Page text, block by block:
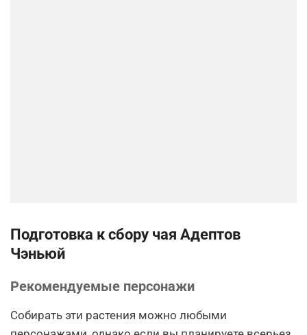
Подготовка к сбору чая Адептов
Чэньюй
Рекомендуемые персонажи
Собирать эти растения можно любыми